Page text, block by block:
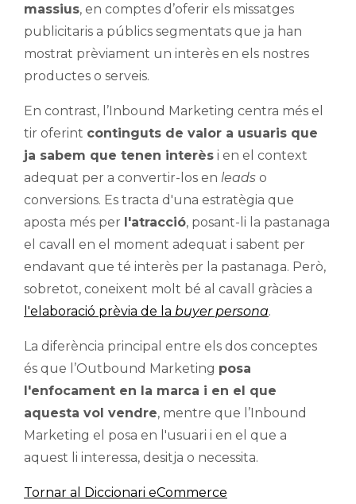
massius, en comptes d’oferir els missatges
publicitaris a públics segmentats que ja han
mostrat prèviament un interès en els nostres
productes o serveis.
En contrast, l’Inbound Marketing centra més el
tir oferint continguts de valor a usuaris que
ja sabem que tenen interès i en el context
adequat per a convertir-los en leads o
conversions. Es tracta d'una estratègia que
aposta més per l'atracció, posant-li la pastanaga
el cavall en el moment adequat i sabent per
endavant que té interès per la pastanaga. Però,
sobretot, coneixent molt bé al cavall gràcies a
l'elaboració prèvia de la buyer persona.
La diferència principal entre els dos conceptes
és que l’Outbound Marketing posa
l'enfocament en la marca i en el que
aquesta vol vendre, mentre que l’Inbound
Marketing el posa en l'usuari i en el que a
aquest li interessa, desitja o necessita.
Tornar al Diccionari eCommerce